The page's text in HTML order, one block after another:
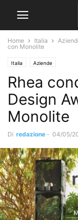
Home Italia
con Monolite
Italia Aziende
Rhea
Design
Monolite
Di redazione - 04/05/